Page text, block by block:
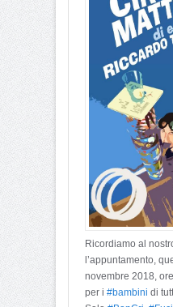
Ricordiamo al
l’appuntamento,
novembre 2018,
per i #bambini di